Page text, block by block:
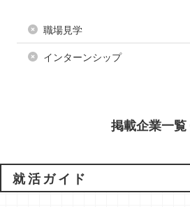
職場見学
インターンシップ
掲載企業一覧
就活ガイド